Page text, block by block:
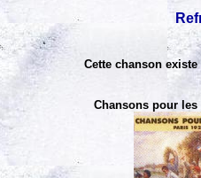
Cette chanson
Chansons pour les